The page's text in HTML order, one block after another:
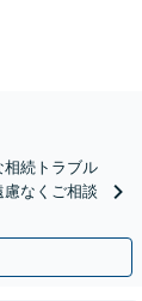
相続トラブル
なくご相談